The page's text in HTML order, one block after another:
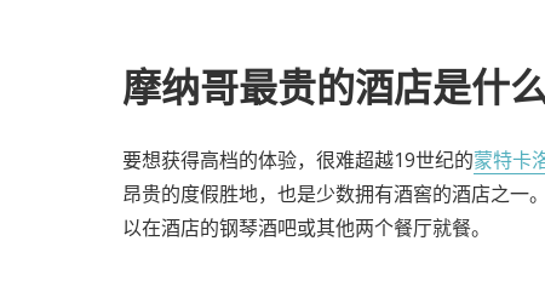
摩纳哥最贵的酒店是什
要想获得高档的体验，很难超越19世纪的蒙特卡
昂贵的度假胜地，也是少数拥有酒窖的酒店之一
以在酒店的钢琴酒吧或其他两个餐厅就餐。